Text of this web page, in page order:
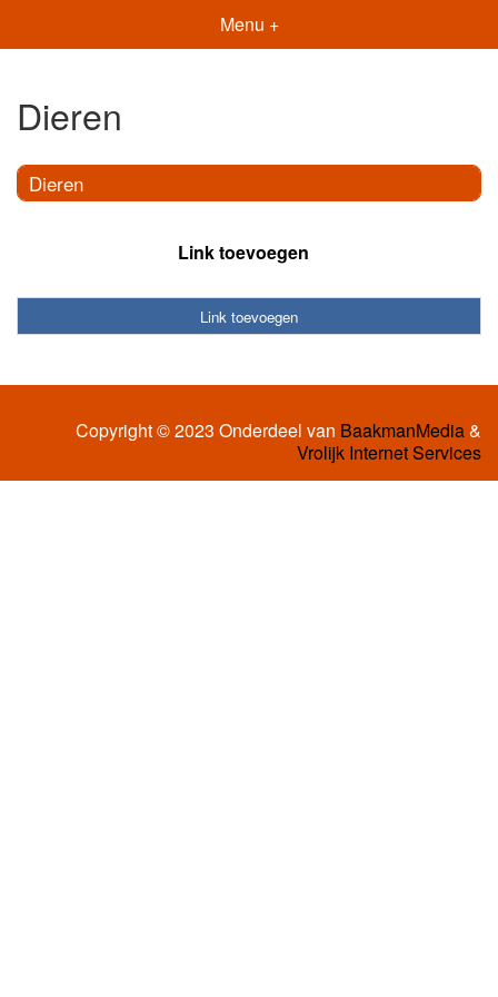
Menu +
Dieren
Dieren
Link toevoegen
Link toevoegen
Copyright © 2023 Onderdeel van BaakmanMedia&
Vrolijk Internet Services